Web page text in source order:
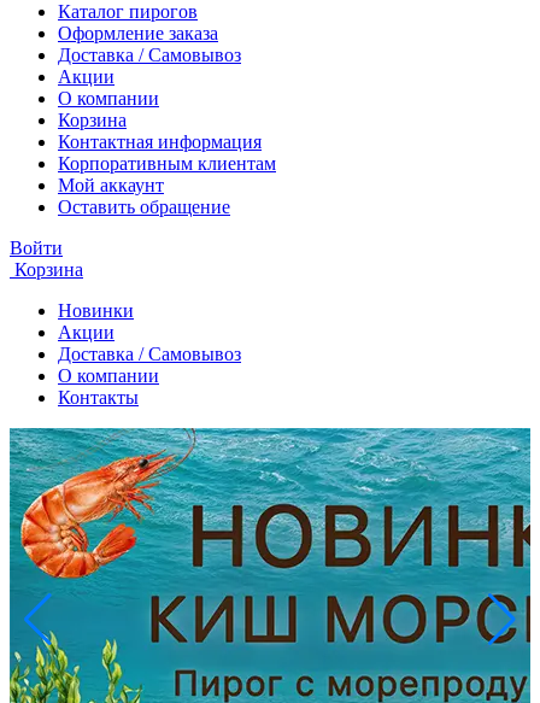
Каталог пирогов
Оформление заказа
Доставка / Самовывоз
Акции
О компании
Корзина
Контактная информация
Корпоративным клиентам
Мой аккаунт
Оставить обращение
Войти
Корзина
Новинки
Акции
Доставка / Самовывоз
О компании
Контакты